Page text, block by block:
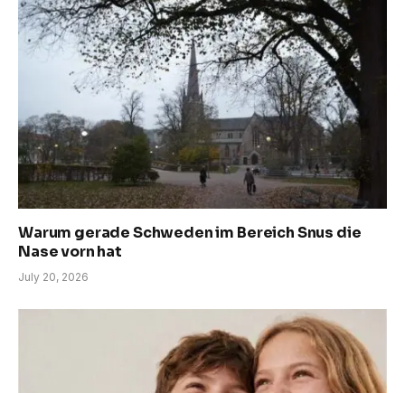
Warum gerade Schweden im Bereich Snus die
Nase vorn hat
July 20, 2026